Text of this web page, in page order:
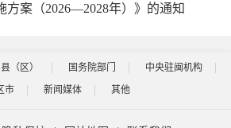
方案（2026—2028年）》的通知
（区） 国务院部门
中央驻闽机构
市
新闻媒体 其他